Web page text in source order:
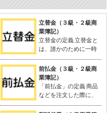
立替金（３級・２級商
業簿記）
立替金の定義 立替金と
は、誰かのために一時
的に支払った代金で、
後日精算されるもの。 よく関連語句と
して「給料」がセットで出てくる。 立
替金の概念 例：従業員の個人的な支出
や取引先の負担すべき広告費などを、
一時的に立て替えて支払う。 支払った
金額は「将来返してもらう予定のお
前払金（３級・２級商
業簿記）
「前払金」の定義 商品
などを注文した際に、
品物を受け取る前に支